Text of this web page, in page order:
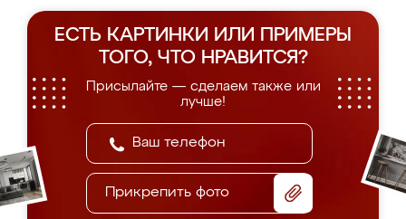
ЕСТЬ КАРТИНКИ ИЛИ ПРИМЕРЫ
ТОГО, ЧТО НРАВИТСЯ?
Присылайте — сделаем также или
лучше!
Прикрепить фото